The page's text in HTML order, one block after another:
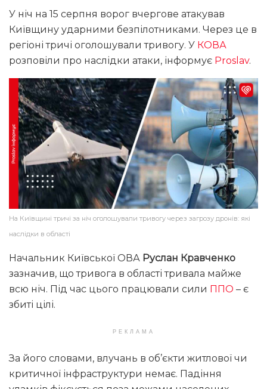
У ніч на 15 серпня ворог вчергове атакував
Київщину ударними безпілотниками. Через це в
регіоні тричі оголошували тривогу. У КОВА
розповіли про наслідки атаки, інформує Proslav.
На Київщині тричі за ніч оголошували тривогу через загрозу дронів: які
наслідки в області
Начальник Київської ОВА Руслан Кравченко
зазначив, що тривога в області тривала майже
всю ніч. Під час цього працювали сили ППО – є
збиті цілі.
РЕКЛАМА
За його словами, влучань в об’єкти житлової чи
критичної інфраструктури немає. Падіння